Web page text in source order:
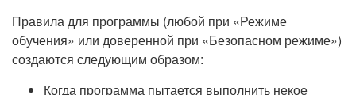
Правила для программы (любой при «Режиме
обучения» или доверенной при «Безопасном режиме»)
создаются следующим образом:
Когда программа пытается выполнить некое